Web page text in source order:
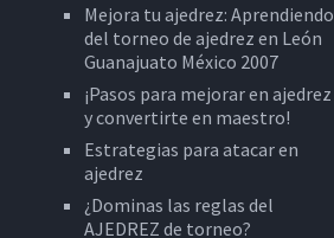
Mejora tu ajedrez: Aprendiendo
del torneo de ajedrez en León
Guanajuato México 2007
¡Pasos para mejorar en ajedrez
y convertirte en maestro!
Estrategias para atacar en
ajedrez
¿Dominas las reglas del
AJEDREZ de torneo?